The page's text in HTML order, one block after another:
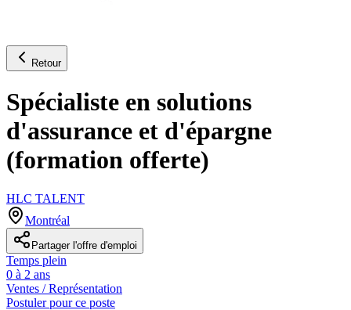
Retour
Spécialiste en solutions
d'assurance et d'épargne
(formation offerte)
HLC TALENT
Montréal
Partager l'offre d'emploi
Temps plein
0 à 2 ans
Ventes / Représentation
Postuler pour ce poste